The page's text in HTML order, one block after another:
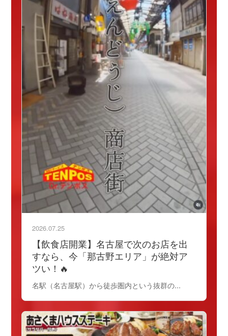
2026.07.25
【飲食店開業】名古屋で次のお店を出
すなら、今「那古野エリア」が絶対ア
ツい！🔥
名駅（名古屋駅）から徒歩圏内という抜群の...